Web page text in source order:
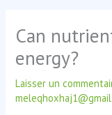
Can
energy?
Laisser un